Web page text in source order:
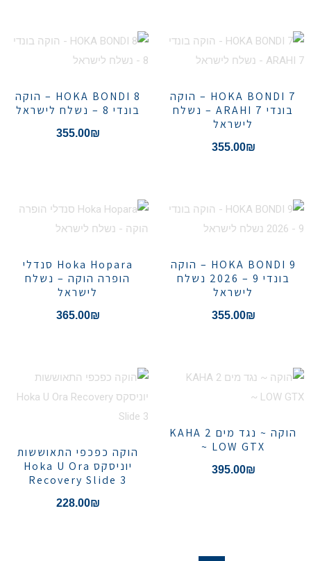
HOKA BONDI 7 – הוקה
בונדי 7 ARAHI – נשלח
לישראל
355.00₪
HOKA BONDI 8 – הוקה
בונדי 8 – נשלח לישראל
355.00₪
HOKA BONDI 9 – הוקה
בונדי 9 – 2026 נשלח
לישראל
355.00₪
Hoka Hopara סנדלי
הופרה הוקה – נשלח
לישראל
365.00₪
הוקה ~ נגד מים KAHA 2
LOW GTX ~
395.00₪
הוקה כפכפי התאוששות
יוניסקס Hoka U Ora
Recovery Slide 3
228.00₪